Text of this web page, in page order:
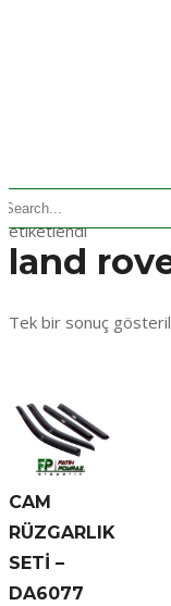
Ana Sayfa
etiketlendi
land
Tek bir sonuç
CAM
RÜZGARLIK
SETİ –
DA6077